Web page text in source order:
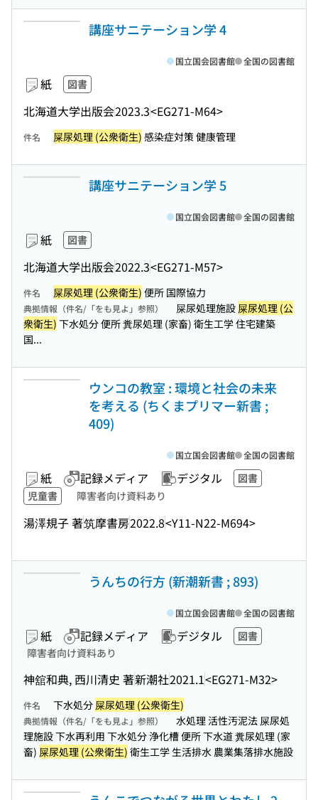
講座サニテーション学 4
紙 図書
北海道大学出版会2023.3<EG271-M64>
国立国会図書館 全国の図書館
件名 屎尿処理 (公衆衛生) 感染症対策 健康管理
講座サニテーション学 5
紙 図書
北海道大学出版会2022.3<EG271-M57>
国立国会図書館 全国の図書館
件名 屎尿処理 (公衆衛生) 便所 国際協力
典拠情報（件名/「をも見よ」参照） 屎尿処理施設 屎尿処理 (公
衆衛生) 下水処分 便所 糞尿処理 (家畜) 衛生工学 住宅建築
国...
ウンコの教室 : 環境と社会の未来
を考える (ちくまプリマー新書 ;
409)
紙 記録メディア デジタル
図書
児童書
障害者向け資料あり
湯澤規子 著筑摩書房2022.8<Y11-N22-M694>
国立国会図書館 全国の図書館
うんちの行方 (新潮新書 ; 893)
紙 記録メディア デジタル
図書
障害者向け資料あり
神舘和典, 西川清史 著新潮社2021.1<EG271-M32>
国立国会図書館 全国の図書館
件名 下水処分 屎尿処理 (公衆衛生)
典拠情報（件名/「をも見よ」参照）
水処理 活性汚泥法 屎尿処
理施設 下水再利用 下水処分 浄化槽 便所 下水道 糞尿処理 (家
畜) 屎尿処理 (公衆衛生) 衛生工学 生活排水 農業集落排水施設